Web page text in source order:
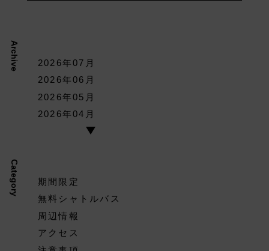
Archive
2026年07月
2026年06月
2026年05月
2026年04月
Category
期間限定
無料シャトルバス
周辺情報
アクセス